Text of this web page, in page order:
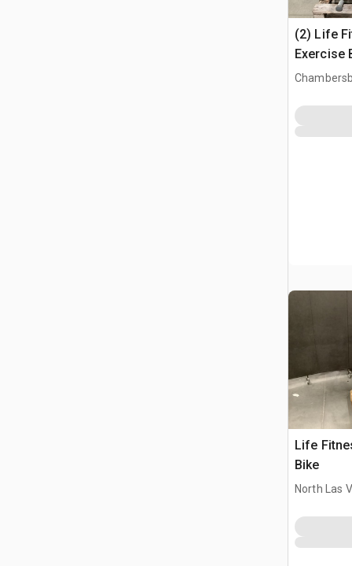
(2) Life
Exercise
Life
Bike
North Las